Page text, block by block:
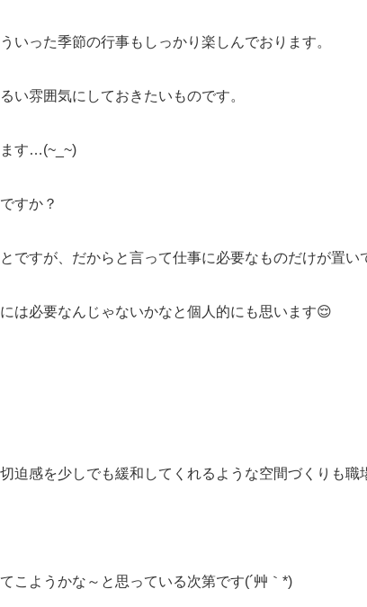
いった季節の行事もしっかり楽しんでおります。
い雰囲気にしておきたいものです。
ます…(~_~)
すか？
ですが、だからと言って仕事に必要なものだけが置い
は必要なんじゃないかなと個人的にも思います😌
迫感を少しでも緩和してくれるような空間づくりも職
こようかな～と思っている次第です(´艸｀*)